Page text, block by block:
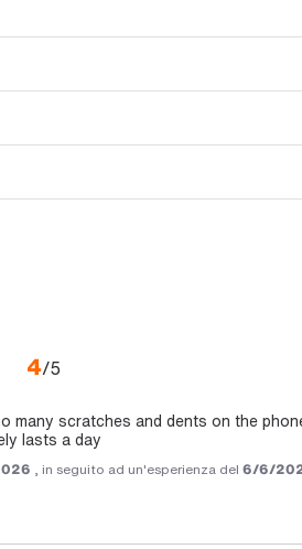
4/5
many scratches and dents on the
lasts a day
, in seguito ad un'esperienza del6/6/